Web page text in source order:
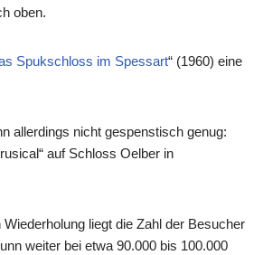
oben.
Spukschloss im Spessart“ (1960) eine
allerdings nicht gespenstisch genug:
auf Schloss Oelber in
liegt die Zahl der Besucher
weiter bei etwa 90.000 bis 100.000